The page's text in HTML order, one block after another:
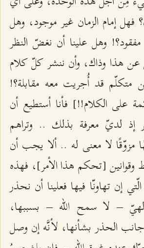
إمام الزمان غير موجود، وهل
مفقود؟! وهل علينا أن نغضّ النظر
عن هذا وذاك، وأن ننشر كلّ كلام
قد أُجريت معه مقابلة؟!
على الكلام!!] فأنا أستطيع أن
إذ لديّ معرفة بذلك .. وتراهم
مزوّقًا لا معنى له .. ألا يجب أن
[تحكم هذا الأمر]، فهذه
إن تهاونّا فيها فعلينا أن نحذر
– لا سمح الله – بسببها،
الحذر بشأنها، لأنَّه إن وصل